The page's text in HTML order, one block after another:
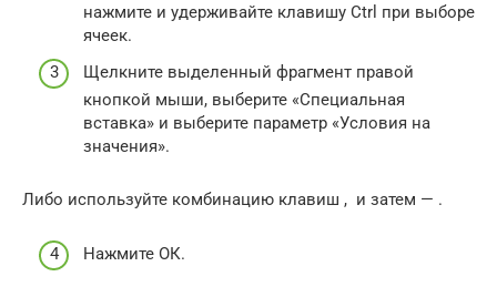
нажмите и удерживайте клавишу Ctrl при выборе
ячеек.
Щелкните выделенный фрагмент правой
кнопкой мыши, выберите «Специальная
вставка» и выберите параметр «Условия на
значения».
Либо используйте комбинацию клавиш , и затем — .
Нажмите ОК.